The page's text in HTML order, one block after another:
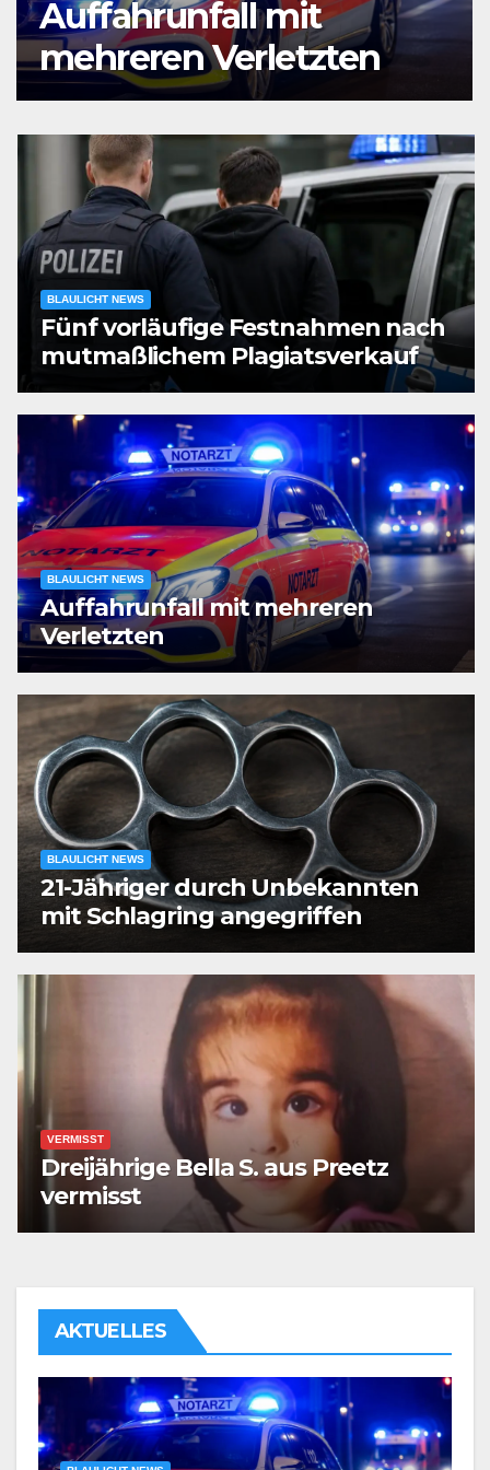
Unbekannten mit
Schlagring angegriffen
BLAULICHT NEWS
Fünf vorläufige Festnahmen nach
mutmaßlichem Plagiatsverkauf
BLAULICHT NEWS
Auffahrunfall mit mehreren
Verletzten
BLAULICHT NEWS
21-Jähriger durch Unbekannten
mit Schlagring angegriffen
VERMISST
Dreijährige Bella S. aus Preetz
vermisst
AKTUELLES
BLAULICHT NEWS